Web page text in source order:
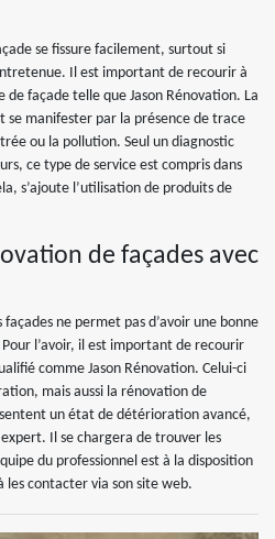
se fissure facilement, surtout si
Il est important de recourir à
façade telle que Jason Rénovation. La
se manifester par la présence de trace
ou la pollution. Seul un diagnostic
ce type de service est compris dans
s’ajoute l’utilisation de produits de
de façades avec
ne permet pas d’avoir une bonne
l’avoir, il est important de recourir
comme Jason Rénovation. Celui-ci
mais aussi la rénovation de
un état de détérioration avancé,
Il se chargera de trouver les
du professionnel est à la disposition
les contacter via son site web.